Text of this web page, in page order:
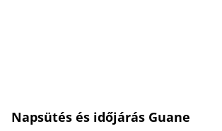
Napsütés és időjárás Guane